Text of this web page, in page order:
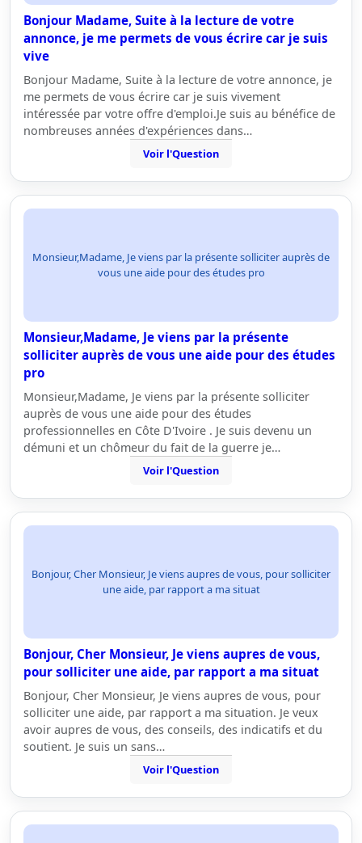
Bonjour Madame, Suite à la lecture de votre
annonce, je me permets de vous écrire car je suis
vive
Bonjour Madame, Suite à la lecture de votre annonce, je
me permets de vous écrire car je suis vivement
intéressée par votre offre d'emploi.Je suis au bénéfice de
nombreuses années d'expériences dans…
Voir l'Question
Monsieur,Madame, Je viens par la présente solliciter auprès de
vous une aide pour des études pro
Monsieur,Madame, Je viens par la présente
solliciter auprès de vous une aide pour des études
pro
Monsieur,Madame, Je viens par la présente solliciter
auprès de vous une aide pour des études
professionnelles en Côte D'Ivoire . Je suis devenu un
démuni et un chômeur du fait de la guerre je…
Voir l'Question
Bonjour, Cher Monsieur, Je viens aupres de vous, pour solliciter
une aide, par rapport a ma situat
Bonjour, Cher Monsieur, Je viens aupres de vous,
pour solliciter une aide, par rapport a ma situat
Bonjour, Cher Monsieur, Je viens aupres de vous, pour
solliciter une aide, par rapport a ma situation. Je veux
avoir aupres de vous, des conseils, des indicatifs et du
soutient. Je suis un sans…
Voir l'Question